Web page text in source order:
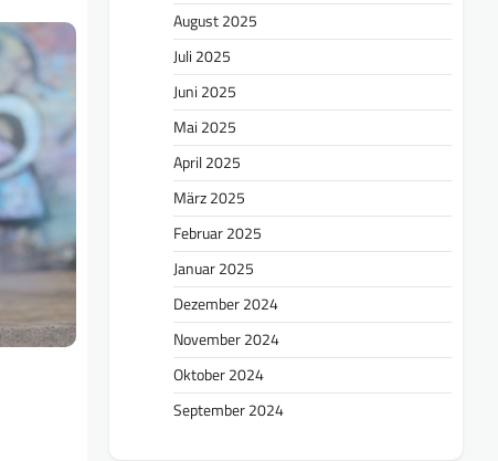
August 2025
Juli 2025
Juni 2025
Mai 2025
April 2025
März 2025
Februar 2025
Januar 2025
Dezember 2024
November 2024
Oktober 2024
September 2024